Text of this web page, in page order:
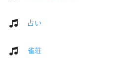
占い
雀荘